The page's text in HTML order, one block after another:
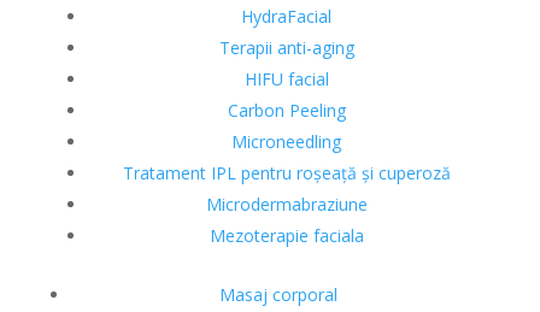
HydraFacial
Terapii anti-aging
HIFU facial
Carbon Peeling
Microneedling
Tratament IPL pentru roșeață și cuperoză
Microdermabraziune
Mezoterapie faciala
Masaj corporal